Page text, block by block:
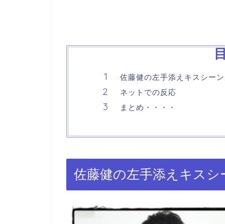
佐藤健の左手添えキスシー
ネットでの反応
まとめ・・・・
佐藤健の左手添えキスシ